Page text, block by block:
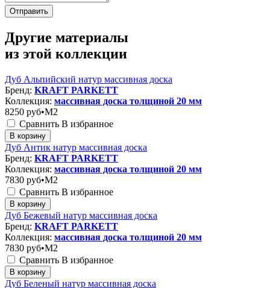
Отправить
Другие материалы
из этой коллекции
Дуб Альпийский натур массивная доска
Бренд: KRAFT PARKETT
Коллекция: массивная доска толщиной 20 мм
8250 руб•M2
Сравнить В избранное
В корзину
Дуб Антик натур массивная доска
Бренд: KRAFT PARKETT
Коллекция: массивная доска толщиной 20 мм
7830 руб•M2
Сравнить В избранное
В корзину
Дуб Бежевый натур массивная доска
Бренд: KRAFT PARKETT
Коллекция: массивная доска толщиной 20 мм
7830 руб•M2
Сравнить В избранное
В корзину
Дуб Беленый натур массивная доска